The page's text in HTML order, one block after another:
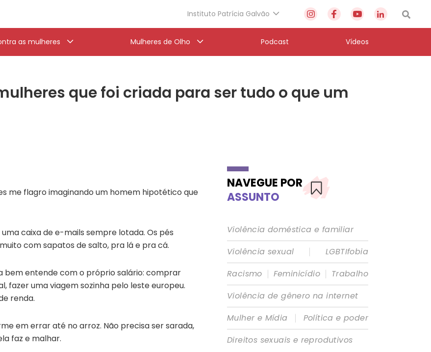
Instituto Patrícia Galvão
as mulheres Mulheres de Olho Podcast Vídeos
que foi criada para ser tudo o que um
me flagro imaginando um homem hipotético que
caixa de e-mails sempre lotada. Os pés
com sapatos de salto, pra lá e pra cá.
bem entende com o próprio salário: comprar
fazer uma viagem sozinha pelo leste europeu.
renda.
em errar até no arroz. Não precisa ser sarada,
faz e malhar.
NAVEGUE POR
ASSUNTO
Violência doméstica e familiar
Violência sexual
|
LGBTIfobia
Racismo | Feminicídio | Trabalho
Violência de gênero na internet
Mulher e Mídia
|
Política e poder
Direitos sexuais e reprodutivos